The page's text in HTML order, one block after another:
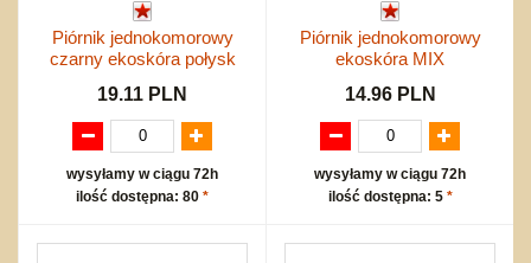
Piórnik jednokomorowy
czarny ekoskóra połysk
19.11 PLN
wysyłamy w ciągu 72h
ilość dostępna: 80 *
Piórnik jednokomorowy
ekoskóra MIX
14.96 PLN
wysyłamy w ciągu 72h
ilość dostępna: 5 *